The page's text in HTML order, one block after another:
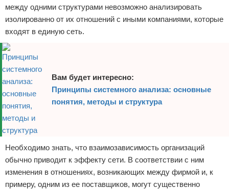
между одними структурами невозможно анализировать
изолированно от их отношений с иными компаниями, которые
входят в единую сеть.
Вам будет интересно:
Принципы системного анализа: основные
понятия, методы и структура
Необходимо знать, что взаимозависимость организаций
обычно приводит к эффекту сети. В соответствии с ним
изменения в отношениях, возникающих между фирмой и, к
примеру, одним из ее поставщиков, могут существенно